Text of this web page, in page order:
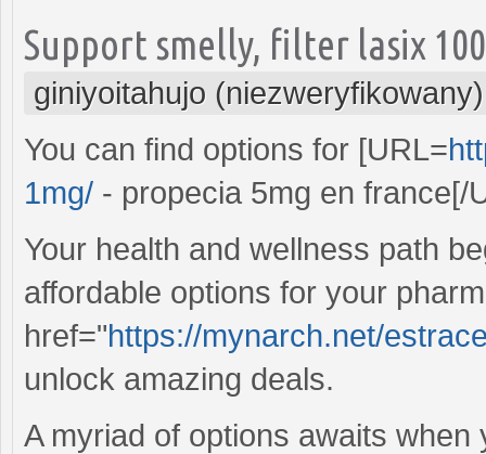
Support smelly, filter lasix
giniyoitahujo (niezweryfikowany)
You can find options for [URL=
1mg/ - propecia 5mg en france[/
Your health and wellness path
affordable options for your
href="https://mynarch.net/
unlock amazing deals.
A myriad of options awaits